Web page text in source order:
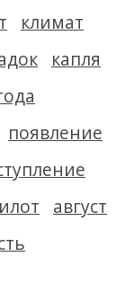
климат
капля
появление
август